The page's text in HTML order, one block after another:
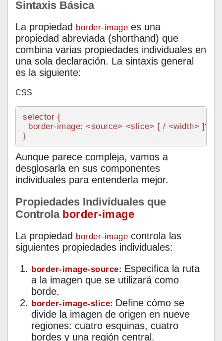
Sintaxis Básica
La propiedad border-image es una
propiedad abreviada (shorthand) que
combina varias propiedades individuales en
una sola declaración. La sintaxis general
es la siguiente:
CSS
selector {
border-image: <source> <slice> [ / <width> ]? [
Aunque parece compleja, vamos a
desglosarla en sus componentes
individuales para entenderla mejor.
Propiedades Individuales que
Controla border-image
La propiedad border-image controla las
siguientes propiedades individuales:
border-image-source: Especifica la ruta
a la imagen que se utilizará como
borde.
border-image-slice: Define cómo se
divide la imagen de origen en nueve
regiones: cuatro esquinas, cuatro
bordes y una región central.